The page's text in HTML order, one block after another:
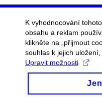
K vyhodnocování
obsahu a reklam
klikněte na „přijmout
souhlas k jejich uložení,
Upravit možnosti